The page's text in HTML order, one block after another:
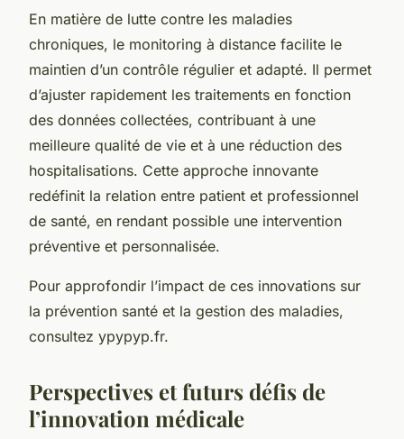
En matière de lutte contre les maladies
chroniques, le monitoring à distance facilite le
maintien d’un contrôle régulier et adapté. Il permet
d’ajuster rapidement les traitements en fonction
des données collectées, contribuant à une
meilleure qualité de vie et à une réduction des
hospitalisations. Cette approche innovante
redéfinit la relation entre patient et professionnel
de santé, en rendant possible une intervention
préventive et personnalisée.
Pour approfondir l’impact de ces innovations sur
la prévention santé et la gestion des maladies,
consultez ypypyp.fr.
Perspectives et futurs défis de
l’innovation médicale